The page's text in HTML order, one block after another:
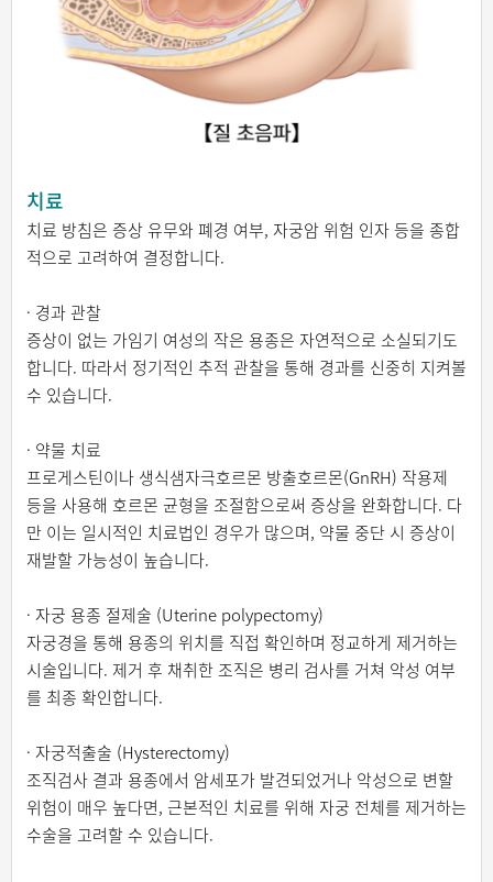
치료
치료 방침은 증상 유무와 폐경 여부, 자궁암 위험 인자 등을 종합
적으로 고려하여 결정합니다.
· 경과 관찰
증상이 없는 가임기 여성의 작은 용종은 자연적으로 소실되기도
합니다. 따라서 정기적인 추적 관찰을 통해 경과를 신중히 지켜볼
수 있습니다.
· 약물 치료
프로게스틴이나 생식샘자극호르몬 방출호르몬(GnRH) 작용제
등을 사용해 호르몬 균형을 조절함으로써 증상을 완화합니다. 다
만 이는 일시적인 치료법인 경우가 많으며, 약물 중단 시 증상이
재발할 가능성이 높습니다.
· 자궁 용종 절제술 (Uterine polypectomy)
자궁경을 통해 용종의 위치를 직접 확인하며 정교하게 제거하는
시술입니다. 제거 후 채취한 조직은 병리 검사를 거쳐 악성 여부
를 최종 확인합니다.
· 자궁적출술 (Hysterectomy)
조직검사 결과 용종에서 암세포가 발견되었거나 악성으로 변할
위험이 매우 높다면, 근본적인 치료를 위해 자궁 전체를 제거하는
수술을 고려할 수 있습니다.